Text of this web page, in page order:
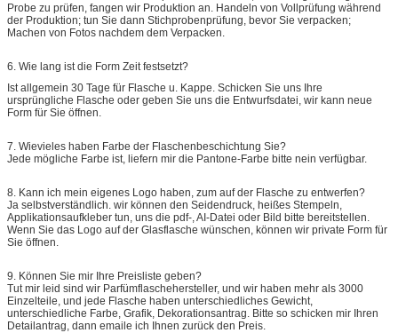
Probe zu prüfen, fangen wir Produktion an. Handeln von Vollprüfung während
der Produktion; tun Sie dann Stichprobenprüfung, bevor Sie verpacken;
Machen von Fotos nachdem dem Verpacken.
6. Wie lang ist die Form Zeit festsetzt?
Ist allgemein 30 Tage für Flasche u. Kappe. Schicken Sie uns Ihre
ursprüngliche Flasche oder geben Sie uns die Entwurfsdatei, wir kann neue
Form für Sie öffnen.
7. Wievieles haben Farbe der Flaschenbeschichtung Sie?
Jede mögliche Farbe ist, liefern mir die Pantone-Farbe bitte nein verfügbar.
8. Kann ich mein eigenes Logo haben, zum auf der Flasche zu entwerfen?
Ja selbstverständlich. wir können den Seidendruck, heißes Stempeln,
Applikationsaufkleber tun, uns die pdf-, AI-Datei oder Bild bitte bereitstellen.
Wenn Sie das Logo auf der Glasflasche wünschen, können wir private Form für
Sie öffnen.
9. Können Sie mir Ihre Preisliste geben?
Tut mir leid sind wir Parfümflaschehersteller, und wir haben mehr als 3000
Einzelteile, und jede Flasche haben unterschiedliches Gewicht,
unterschiedliche Farbe, Grafik, Dekorationsantrag. Bitte so schicken mir Ihren
Detailantrag, dann emaile ich Ihnen zurück den Preis.